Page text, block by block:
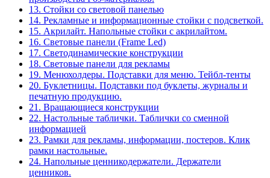
13. Стойки со световой панелью
14. Рекламные и информационные стойки с подсветкой.
15. Акрилайт. Напольные стойки с акрилайтом.
16. Световые панели (Frame Led)
17. Светодинамические конструкции
18. Световые панели для рекламы
19. Менюхолдеры. Подставки для меню. Тейбл-тенты
20. Буклетницы. Подставки под буклеты, журналы и
печатную продукцию.
21. Вращающиеся конструкции
22. Настольные таблички. Таблички со сменной
информацией
23. Рамки для рекламы, информации, постеров. Клик
рамки настольные.
24. Напольные ценникодержатели. Держатели
ценников.